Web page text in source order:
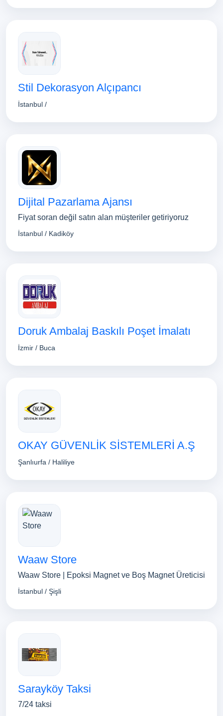
Stil Dekorasyon Alçıpancı
İstanbul /
Dijital Pazarlama Ajansı
Fiyat soran değil satın alan müşteriler getiriyoruz
İstanbul / Kadiköy
Doruk Ambalaj Baskılı Poşet İmalatı
İzmir / Buca
OKAY GÜVENLİK SİSTEMLERİ A.Ş
Şanlıurfa / Haliliye
Waaw Store
Waaw Store | Epoksi Magnet ve Boş Magnet Üreticisi
İstanbul / Şişli
Sarayköy Taksi
7/24 taksi